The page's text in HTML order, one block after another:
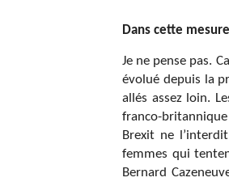
Dans cette
Je ne pense pas.
évolué depuis la
allés assez loin.
franco-
Brexit ne
femmes qui
Bernard